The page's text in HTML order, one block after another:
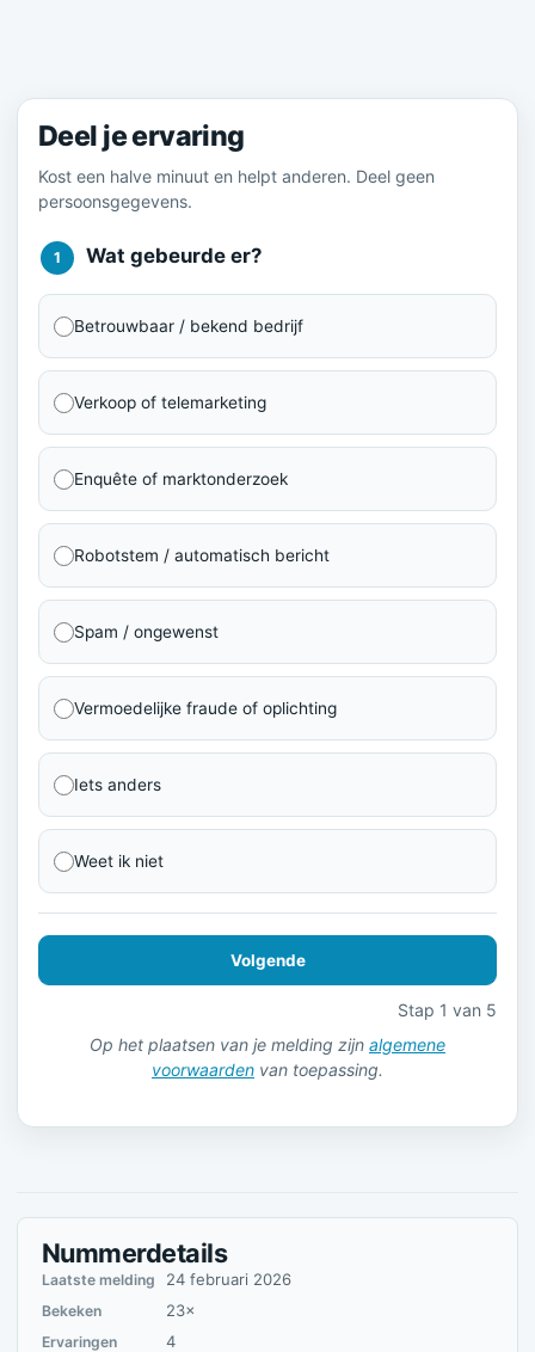
Deel je ervaring
Kost een halve minuut en helpt anderen. Deel geen
persoonsgegevens.
1 Wat gebeurde er?
Betrouwbaar / bekend bedrijf
Verkoop of telemarketing
Enquête of marktonderzoek
Robotstem / automatisch bericht
Spam / ongewenst
Vermoedelijke fraude of oplichting
Iets anders
Weet ik niet
Volgende
Stap 1 van 5
Op het plaatsen van je melding zijn algemene
voorwaarden van toepassing.
Nummerdetails
Laatste melding 24 februari 2026
Bekeken 23×
Ervaringen 4